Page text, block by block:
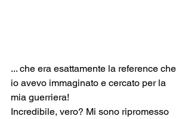
... che era esattamente la reference che
io avevo immaginato e cercato per la
mia guerriera!
Incredibile, vero? Mi sono ripromesso